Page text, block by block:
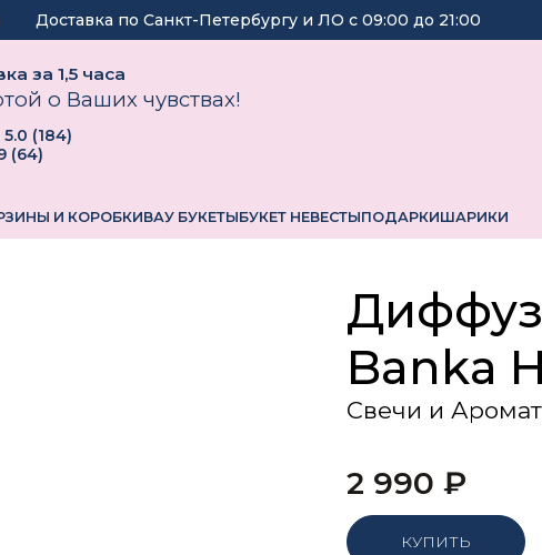
Доставка по Санкт-Петербургу и ЛО с 09:00 до 21:00
за 1,5 часа
о Ваших чувствах!
5.0 (184)
(64)
И КОРОБКИВАУ БУКЕТЫБУКЕТ НЕВЕСТЫПОДАРКИШАРИКИ
Banka
Свечи и
2 990 ₽
КУПИТЬ